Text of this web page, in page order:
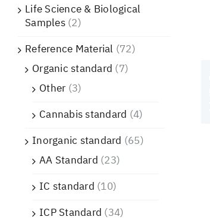
Life Science & Biological
Samples(2)
Reference Material (72)
Organic standard (7)
Other (3)
Cannabis standard (4)
Inorganic standard (65)
AA Standard (23)
IC standard (10)
ICP Standard (34)